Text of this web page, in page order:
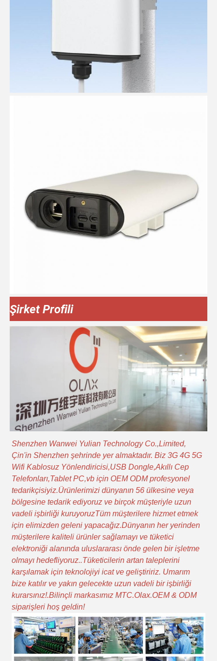
Şirket Profili
Shenzhen Wanwei Yulian Technology Co.,Limited,
Çin'in Shenzhen şehrinde yer almaktadır. Biz 3G 4G 5G
Wifi Kablosuz Yönlendiricisi,USB Dongle,Akıllı Cep
Telefonları,Tablet PC,vb için OEM ODM profesyonel
tedarikçisiyiz.Ürünlerimizi dünyanın 56 ülkesine veya
bölgesine tedarik ediyoruz ve birçok müşteriyle uzun
vadeli işbirliği kuruyoruzTüm müşterilere hizmet etmek
için elimizden geleni yapacağız.Dünyanın her yerinden
müşterilere kaliteli ürünler sağlamayı ve tüketici
elektroniği alanında uluslararası önde gelen bir işletme
olmayı hedefliyoruz..Tüketicilerin artan taleplerini
karşılamak için teknolojiyi icat ve geliştiririz. Umarım
bize katılır ve yakın gelecekte uzun vadeli bir işbirliği
kurarsınız!.Bilinçli markasımız MTC.Olax.OEM & ODM
siparişleri hoş geldin!